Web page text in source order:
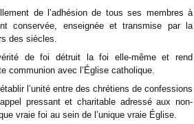
de l’adhésion de tous ses membres à
conservée, enseignée et transmise par la
des siècles.
de foi détruit la foi elle-même et rend
communion avec l’Église catholique.
l’unité entre des chrétiens de confessions
pressant et charitable adressé aux non-
vraie foi au sein de l’unique vraie Église.